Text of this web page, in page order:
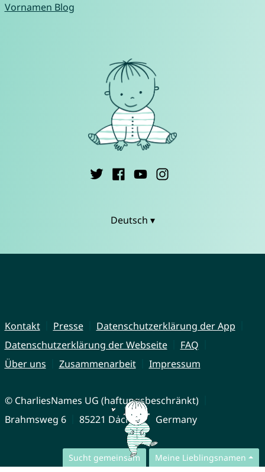
Sucht gemeinsam Meine Lieblingsnamen
Vornamen Blog
Deutsch ▾
Kontakt Presse
Datenschutzerklärung der App
Datenschutzerklärung der Webseite
FAQ
Über uns
Zusammenarbeit Impressum
© CharliesNames UG (haftungsbeschränkt)
Brahmsweg 6
85221 Dachau Germany